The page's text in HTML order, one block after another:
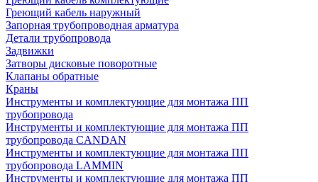
Греющий кабель наружный
Запорная трубопроводная арматура
Детали трубопровода
Задвижки
Затворы дисковые поворотные
Клапаны обратные
Краны
Инструменты и комплектующие для монтажа ПП
трубопровода
Инструменты и комплектующие для монтажа ПП
трубопровода CANDAN
Инструменты и комплектующие для монтажа ПП
трубопровода LAMMIN
Инструменты и комплектующие для монтажа ПП